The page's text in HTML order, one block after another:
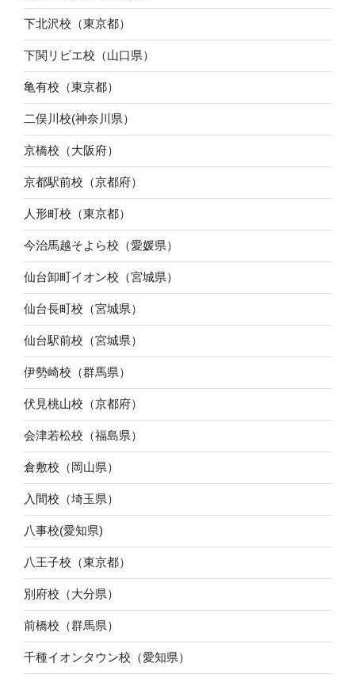
下北沢校（東京都）
下関リピエ校（山口県）
亀有校（東京都）
二俣川校(神奈川県）
京橋校（大阪府）
京都駅前校（京都府）
人形町校（東京都）
今治馬越そよら校（愛媛県）
仙台卸町イオン校（宮城県）
仙台長町校（宮城県）
仙台駅前校（宮城県）
伊勢崎校（群馬県）
伏見桃山校（京都府）
会津若松校（福島県）
倉敷校（岡山県）
入間校（埼玉県）
八事校(愛知県)
八王子校（東京都）
別府校（大分県）
前橋校（群馬県）
千種イオンタウン校（愛知県）